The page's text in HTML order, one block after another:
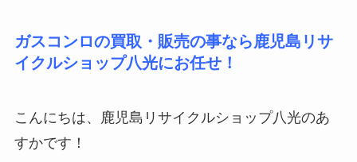
ガスコンロの買取・販売の事なら鹿児島リサ
イクルショップ八光にお任せ！
こんにちは、鹿児島リサイクルショップ八光のあ
すかです！